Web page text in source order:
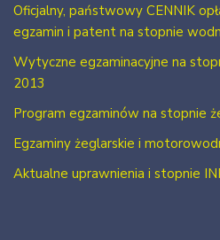
Oficjalny, państwowy CENNIK
egzamin i patent na stopnie
Wytyczne egzaminacyjne na
2013
Program egzaminów na stopnie
Egzaminy żeglarskie i
Aktualne uprawnienia i stopnie